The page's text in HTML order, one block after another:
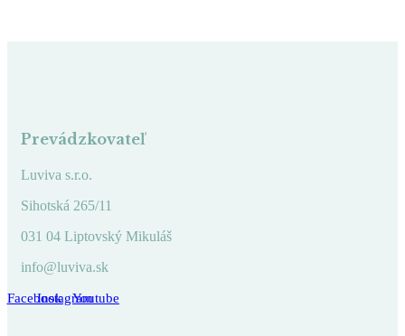
Prevádzkovateľ
Luviva s.r.o.
Sihotská 265/11
031 04 Liptovský Mikuláš
info@luviva.sk
FacebookInstagramYoutube